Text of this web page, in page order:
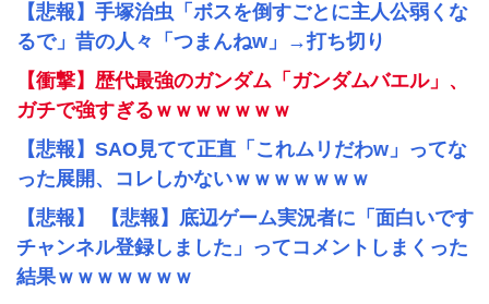
【悲報】手塚治虫「ボスを倒すごとに主人公弱くな
るで」昔の人々「つまんねw」→打ち切り
【衝撃】歴代最強のガンダム「ガンダムバエル」、
ガチで強すぎるｗｗｗｗｗｗｗ
【悲報】SAO見てて正直「これムリだわw」ってな
った展開、コレしかないｗｗｗｗｗｗｗ
【悲報】 【悲報】底辺ゲーム実況者に「面白いです
チャンネル登録しました」ってコメントしまくった
結果ｗｗｗｗｗｗｗ